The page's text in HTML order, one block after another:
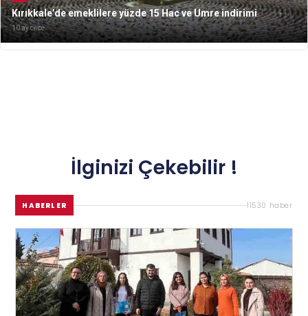
Kırıkkale’de emeklilere yüzde 15 Hac ve Umre indirimi
10 ay önce
İlginizi Çekebilir !
HABERLER 11530 haber